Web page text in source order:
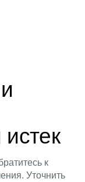
к
Уточнить